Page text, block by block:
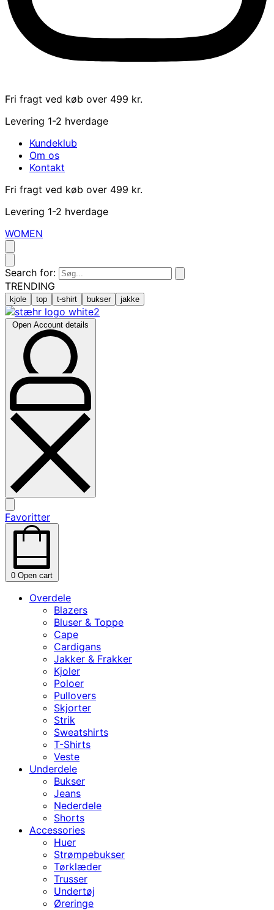
Fri fragt ved køb over 499 kr.
Levering 1-2 hverdage
Kundeklub
Om os
Kontakt
Fri fragt ved køb over 499 kr.
Levering 1-2 hverdage
WOMEN
Search for:
TRENDING
kjole top t-shirt bukser jakke
Open Account details
Favoritter
0 Open cart
Overdele
Blazers
Bluser & Toppe
Cape
Cardigans
Jakker & Frakker
Kjoler
Poloer
Pullovers
Skjorter
Strik
Sweatshirts
T-Shirts
Veste
Underdele
Bukser
Jeans
Nederdele
Shorts
Accessories
Huer
Strømpebukser
Tørklæder
Trusser
Undertøj
Øreringe